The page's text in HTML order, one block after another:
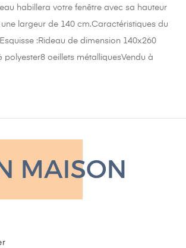
habillera votre fenêtre avec sa hauteur
largeur de 140 cm.Caractéristiques du
:Rideau de dimension 140x260
polyester8 oeillets métalliquesVendu à